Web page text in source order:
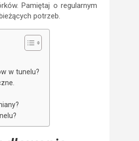
Pamiętaj o regularnym
potrzeb.
w tunelu?